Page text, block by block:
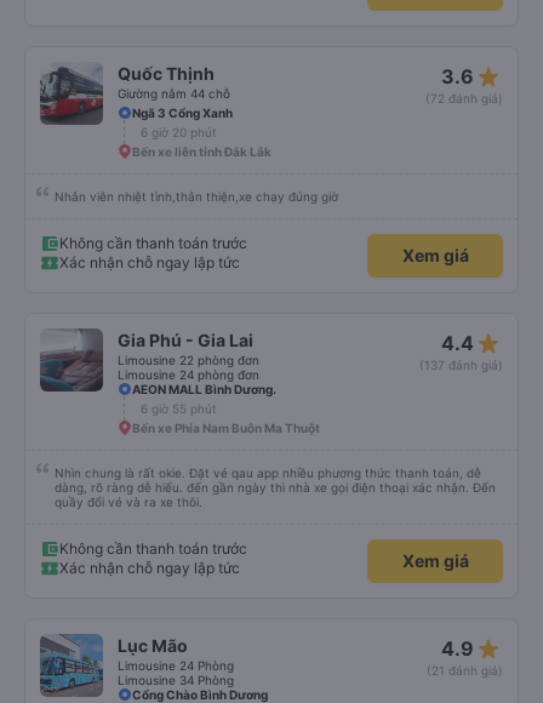
Quốc Thịnh
Giường nằm 44 chỗ
3.6 star_rate
(72 đánh giá)
Ngã 3 Cổng Xanh
6 giờ 20 phút
Bến xe liên tỉnh Đắk Lắk
Nhân viên nhiệt tình,thân thiện,xe chạy đúng giờ
Không cần thanh toán trước
Xác nhận chỗ ngay lập tức
Xem giá
Gia Phú - Gia Lai
Limousine 22 phòng đơn
Limousine 24 phòng đơn
4.4 star_rate
(137 đánh giá)
AEON MALL Bình Dương.
6 giờ 55 phút
Bến xe Phía Nam Buôn Ma Thuột
Nhìn chung là rất okie. Đặt vé qau app nhiều phương thức thanh toán, dễ
dàng, rõ ràng dễ hiểu. đến gần ngày thì nhà xe gọi điện thoại xác nhận. Đến
quầy đổi vé và ra xe thôi.
Không cần thanh toán trước
Xác nhận chỗ ngay lập tức
Xem giá
Lục Mão
Limousine 24 Phòng
Limousine 34 Phòng
4.9 star_rate
(21 đánh giá)
Cổng Chào Bình Dương